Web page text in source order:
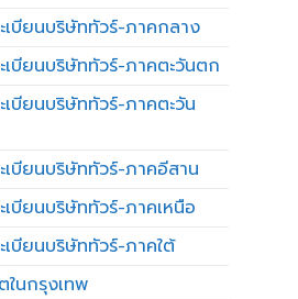
เบียนบริษัททัวร์-ภาคกลาง
บียนบริษัททัวร์-ภาคตะวันตก
บียนบริษัททัวร์-ภาคตะวัน
บียนบริษัททัวร์-ภาคอีสาน
บียนบริษัททัวร์-ภาคเหนือ
บียนบริษัททัวร์-ภาคใต้
ในกรุงเทพ